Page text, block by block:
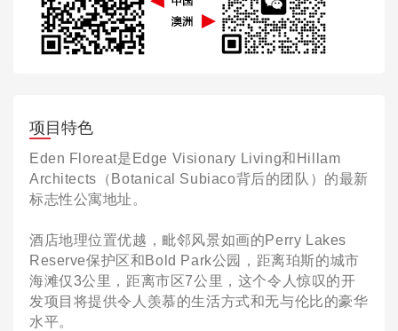
项目特色
Eden Floreat是Edge Visionary Living和Hillam
Architects（Botanical Subiaco背后的团队）的最新
标志性公寓地址。
酒店地理位置优越，毗邻风景如画的Perry Lakes
Reserve保护区和Bold Park公园，距离珀斯的城市
海滩仅3公里，距离市区7公里，这个令人惊叹的开
发项目将提供令人羡慕的生活方式和无与伦比的豪华
水平。